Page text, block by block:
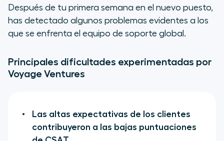
Después de tu primera semana en el nuevo puesto,
has detectado algunos problemas evidentes a los
que se enfrenta el equipo de soporte global.
Principales dificultades experimentadas por
Voyage Ventures
Las altas expectativas de los clientes
contribuyeron a las bajas puntuaciones